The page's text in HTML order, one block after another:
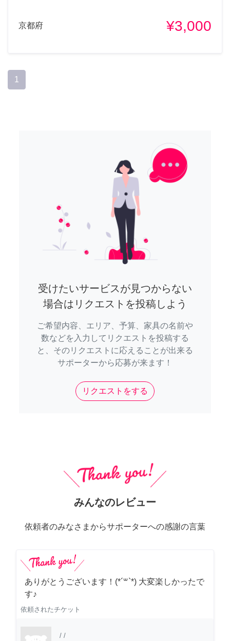
京都府 ¥3,000
1
受けたいサービスが見つからない
場合はリクエストを投稿しよう
ご希望内容、エリア、予算、家具の名前や
数などを入力してリクエストを投稿する
と、そのリクエストに応えることが出来る
サポーターから応募が来ます！
リクエストをする
みんなのレビュー
依頼者のみなさまからサポーターへの感謝の言葉
ありがとうございます！(*´꒳`*) 大変楽しかったで
す♪
依頼されたチケット
/ /